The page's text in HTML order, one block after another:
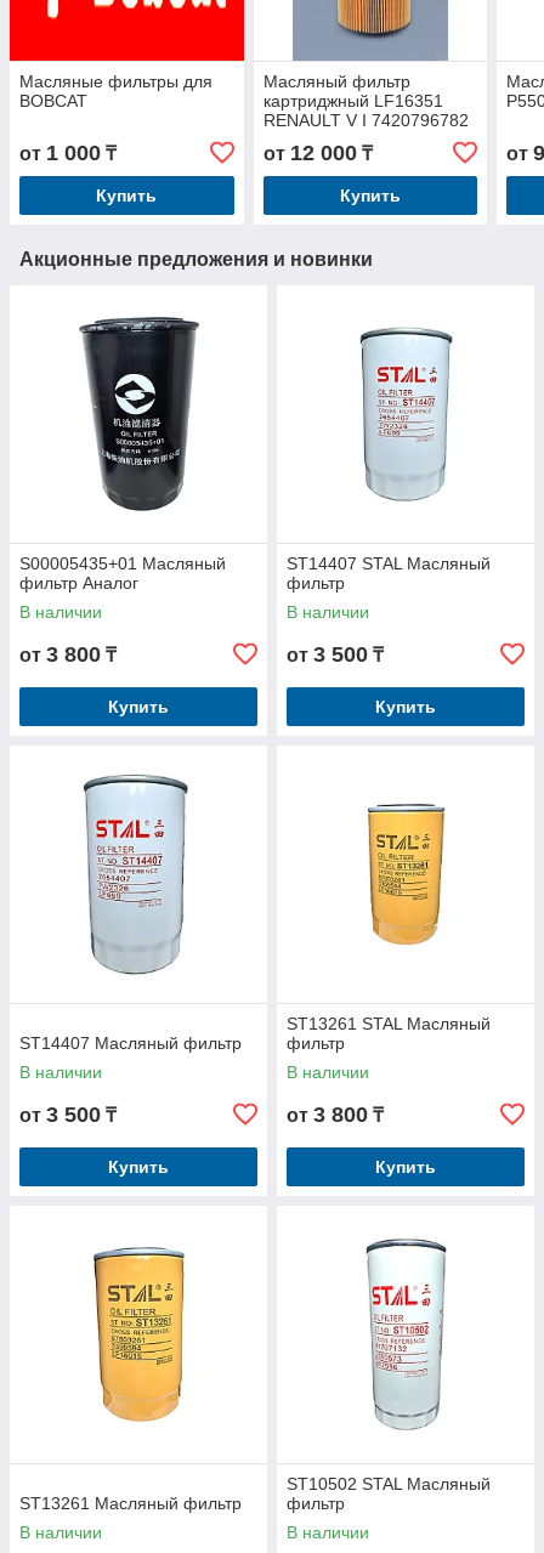
Масляные фильтры для
BOBCAT
от 1 000 ₸
Купить
Масляный фильтр
картриджный LF16351
RENAULT V I 7420796782
от 12 000₸
Купить
от
Акционные предложения и новинки
S00005435+01 Масляный
фильтр Аналог
В наличии
от 3 800 ₸
Купить
ST14407 STAL Масляный
фильтр
В наличии
от 3 500 ₸
Купить
ST14407 Масляный фильтр
В наличии
от 3 500 ₸
Купить
ST13261 STAL Масляный
фильтр
В наличии
от 3 800 ₸
Купить
ST13261 Масляный фильтр
В наличии
ST10502 STAL Масляный
фильтр
В наличии